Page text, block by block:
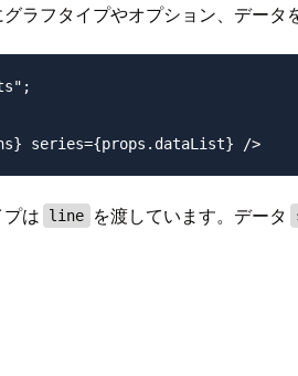
ラフタイプやオプション、データ
は line を渡しています。データ